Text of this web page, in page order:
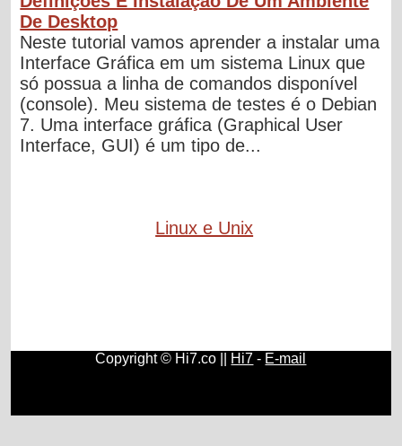
De Desktop
Neste tutorial vamos aprender a instalar uma
Interface Gráfica em um sistema Linux que
só possua a linha de comandos disponível
(console). Meu sistema de testes é o Debian
7. Uma interface gráfica (Graphical User
Interface, GUI) é um tipo de...
Linux e Unix
Copyright © Hi7.co || Hi7 - E-mail